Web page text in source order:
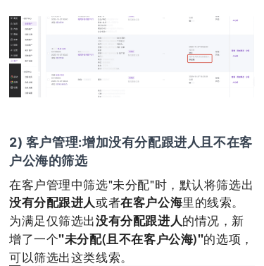
2) 客户管理:增加没有分配跟进人且不在客
户公海的筛选
在客户管理中筛选"未分配"时，默认将筛选出
没有分配跟进人或者在客户公海里的线索。
为满足仅筛选出没有分配跟进人的情况，新
增了一个"未分配(且不在客户公海)"的选项，
可以筛选出这类线索。